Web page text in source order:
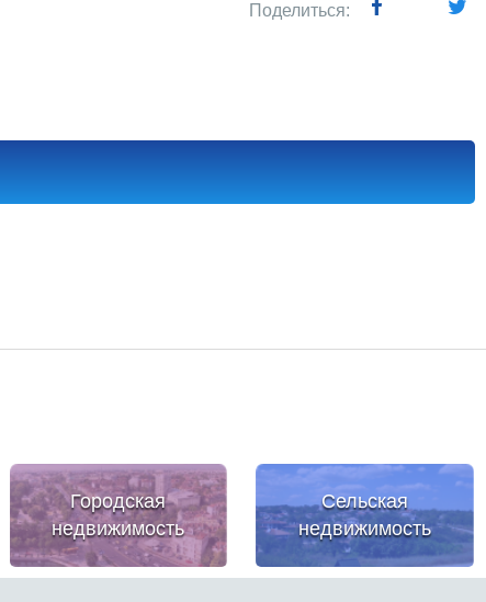
Поделиться:
Городская
недвижимость
Сельская
недвижимость